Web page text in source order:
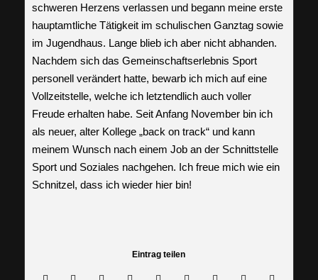
schweren Herzens verlassen und begann meine erste
hauptamtliche Tätigkeit im schulischen Ganztag sowie
im Jugendhaus. Lange blieb ich aber nicht abhanden.
Nachdem sich das Gemeinschaftserlebnis Sport
personell verändert hatte, bewarb ich mich auf eine
Vollzeitstelle, welche ich letztendlich auch voller
Freude erhalten habe. Seit Anfang November bin ich
als neuer, alter Kollege „back on track“ und kann
meinem Wunsch nach einem Job an der Schnittstelle
Sport und Soziales nachgehen. Ich freue mich wie ein
Schnitzel, dass ich wieder hier bin!
Eintrag teilen